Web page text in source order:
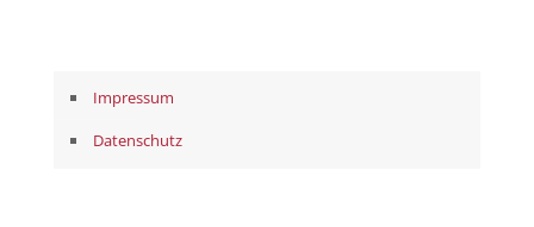
Impressum
Datenschutz